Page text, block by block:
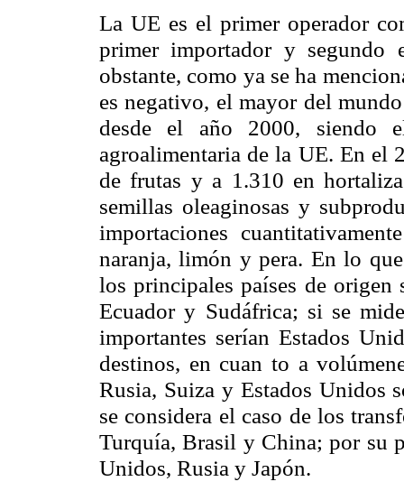
La UE es el primer operador
primer importador y segundo
obstante, como ya se ha
es negativo, el mayor del
desde el año 2000, siendo
agroalimentaria dela UE. En el
de frutas y a 1.310 en
semillas oleaginosas y
importaciones
naranja, limón y pera. En lo
los principales países de origen
Ecuador y Sudáfrica; si se
importantes serían Estados
destinos, en cuan to a
Rusia, Suiza y Estados Unidos
se considera el caso de los
Turquía, Brasil y China; por su
Unidos, Rusia y Japón.